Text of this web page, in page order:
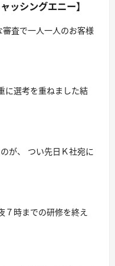
ッシングエニー】
査で一人一人のお客様
に選考を重ねました結
が、 つい先日Ｋ社宛に
７時までの研修を終え